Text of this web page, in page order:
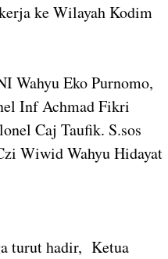
ke Wilayah Kodim
Wahyu Eko Purnomo,
Inf Achmad Fikri
Caj Taufik. S.sos
Wiwid Wahyu Hidayat
turut hadir, Ketua